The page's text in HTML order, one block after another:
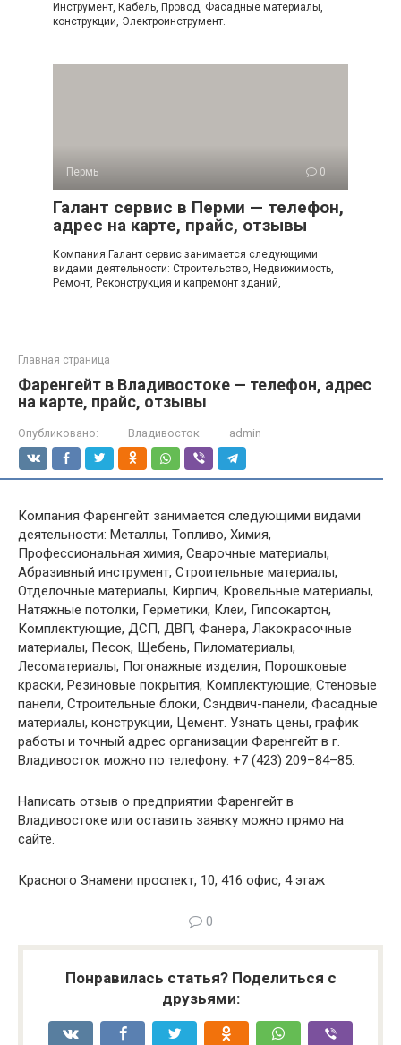
Инструмент, Кабель, Провод, Фасадные материалы,
конструкции, Электроинструмент.
Пермь 0
Галант сервис в Перми — телефон,
адрес на карте, прайс, отзывы
Компания Галант сервис занимается следующими
видами деятельности: Строительство, Недвижимость,
Ремонт, Реконструкция и капремонт зданий,
Главная страница
Фаренгейт в Владивостоке — телефон, адрес
на карте, прайс, отзывы
Опубликовано: Владивосток admin
Компания Фаренгейт занимается следующими видами
деятельности: Металлы, Топливо, Химия,
Профессиональная химия, Сварочные материалы,
Абразивный инструмент, Строительные материалы,
Отделочные материалы, Кирпич, Кровельные материалы,
Натяжные потолки, Герметики, Клеи, Гипсокартон,
Комплектующие, ДСП, ДВП, Фанера, Лакокрасочные
материалы, Песок, Щебень, Пиломатериалы,
Лесоматериалы, Погонажные изделия, Порошковые
краски, Резиновые покрытия, Комплектующие, Стеновые
панели, Строительные блоки, Сэндвич-панели, Фасадные
материалы, конструкции, Цемент. Узнать цены, график
работы и точный адрес организации Фаренгейт в г.
Владивосток можно по телефону: +7 (423) 209–84–85.
Написать отзыв о предприятии Фаренгейт в
Владивостоке или оставить заявку можно прямо на
сайте.
Красного Знамени проспект, 10, 416 офис, 4 этаж
0
Понравилась статья? Поделиться с
друзьями: